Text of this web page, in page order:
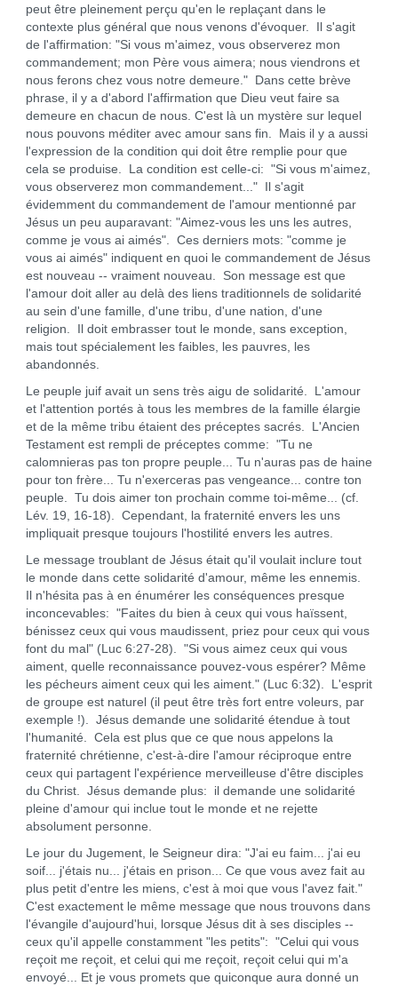
peut être pleinement perçu qu'en le replaçant dans le
contexte plus général que nous venons d'évoquer. Il s'agit
de l'affirmation: "Si vous m'aimez, vous observerez mon
commandement; mon Père vous aimera; nous viendrons et
nous ferons chez vous notre demeure." Dans cette brève
phrase, il y a d'abord l'affirmation que Dieu veut faire sa
demeure en chacun de nous. C'est là un mystère sur lequel
nous pouvons méditer avec amour sans fin. Mais il y a aussi
l'expression de la condition qui doit être remplie pour que
cela se produise. La condition est celle-ci: "Si vous m'aimez,
vous observerez mon commandement..." Il s'agit
évidemment du commandement de l'amour mentionné par
Jésus un peu auparavant: "Aimez-vous les uns les autres,
comme je vous ai aimés". Ces derniers mots: "comme je
vous ai aimés" indiquent en quoi le commandement de Jésus
est nouveau -- vraiment nouveau. Son message est que
l'amour doit aller au delà des liens traditionnels de solidarité
au sein d'une famille, d'une tribu, d'une nation, d'une
religion. Il doit embrasser tout le monde, sans exception,
mais tout spécialement les faibles, les pauvres, les
abandonnés.
Le peuple juif avait un sens très aigu de solidarité. L'amour
et l'attention portés à tous les membres de la famille élargie
et de la même tribu étaient des préceptes sacrés. L'Ancien
Testament est rempli de préceptes comme: "Tu ne
calomnieras pas ton propre peuple... Tu n'auras pas de haine
pour ton frère... Tu n'exerceras pas vengeance... contre ton
peuple. Tu dois aimer ton prochain comme toi-même... (cf.
Lév. 19, 16-18). Cependant, la fraternité envers les uns
impliquait presque toujours l'hostilité envers les autres.
Le message troublant de Jésus était qu'il voulait inclure tout
le monde dans cette solidarité d'amour, même les ennemis.
Il n'hésita pas à en énumérer les conséquences presque
inconcevables: "Faites du bien à ceux qui vous haïssent,
bénissez ceux qui vous maudissent, priez pour ceux qui vous
font du mal" (Luc 6:27-28). "Si vous aimez ceux qui vous
aiment, quelle reconnaissance pouvez-vous espérer? Même
les pécheurs aiment ceux qui les aiment." (Luc 6:32). L'esprit
de groupe est naturel (il peut être très fort entre voleurs, par
exemple !). Jésus demande une solidarité étendue à tout
l'humanité. Cela est plus que ce que nous appelons la
fraternité chrétienne, c'est-à-dire l'amour réciproque entre
ceux qui partagent l'expérience merveilleuse d'être disciples
du Christ. Jésus demande plus: il demande une solidarité
pleine d'amour qui inclue tout le monde et ne rejette
absolument personne.
Le jour du Jugement, le Seigneur dira: "J'ai eu faim... j'ai eu
soif... j'étais nu... j'étais en prison... Ce que vous avez fait au
plus petit d'entre les miens, c'est à moi que vous l'avez fait."
C'est exactement le même message que nous trouvons dans
l'évangile d'aujourd'hui, lorsque Jésus dit à ses disciples --
ceux qu'il appelle constamment "les petits": "Celui qui vous
reçoit me reçoit, et celui qui me reçoit, reçoit celui qui m'a
envoyé... Et je vous promets que quiconque aura donné un